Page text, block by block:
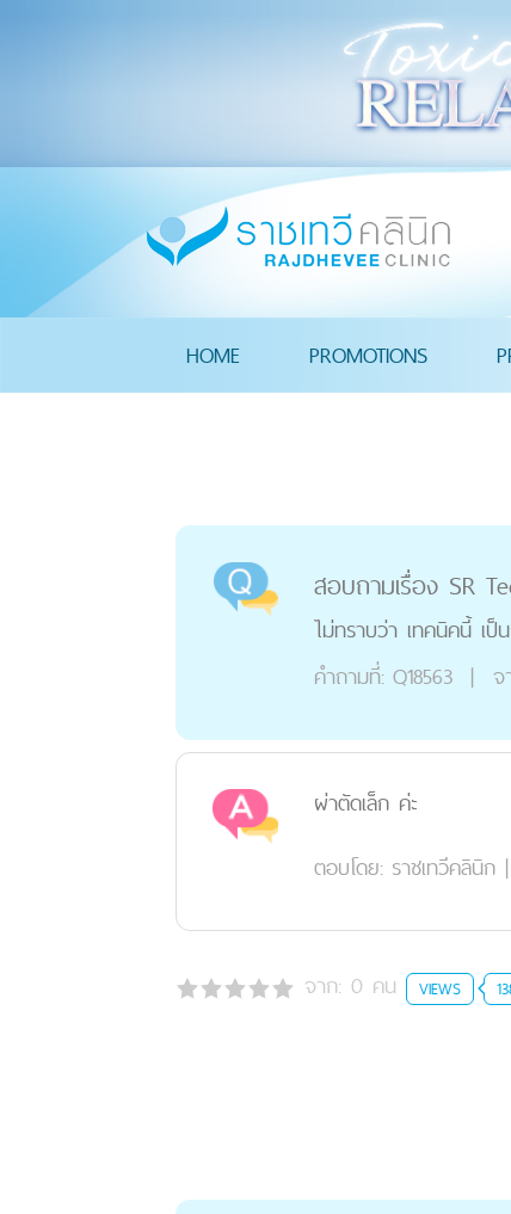
HOME PROMOTIONS
สอบถามเรื่อง SR
ไม่ทราบว่า เทคนิคนี้ เป็
คำถามที่: Q18563 |
ผ่าตัดเล็ก ค่ะ
ตอบโดย: ราชเทวีคลินิก |
จาก: 0 คน VIEWS